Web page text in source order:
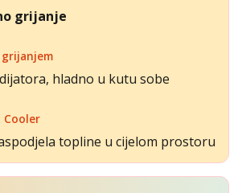
grijanje
hladno u kutu sobe
topline u cijelom prostoru